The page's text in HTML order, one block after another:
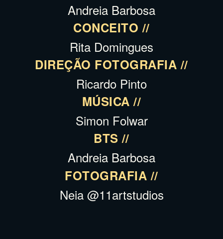
Andreia Barbosa
CONCEITO //
Rita Domingues
DIREÇÃO FOTOGRAFIA //
Ricardo Pinto
MÚSICA //
Simon Folwar
BTS //
Andreia Barbosa
FOTOGRAFIA //
Neia @11artstudios